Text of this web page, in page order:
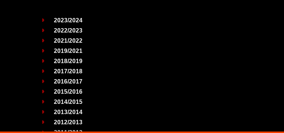
2023/2024
2022/2023
2021/2022
2019/2021
2018/2019
2017/2018
2016/2017
2015/2016
2014/2015
2013/2014
2012/2013